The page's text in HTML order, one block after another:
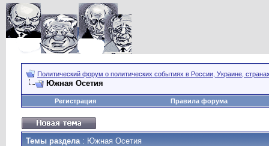
Политический форум о политических событиях в России, Украине,
Южная Осетия
Регистрация Правила форума
Темы раздела: Южная Осетия